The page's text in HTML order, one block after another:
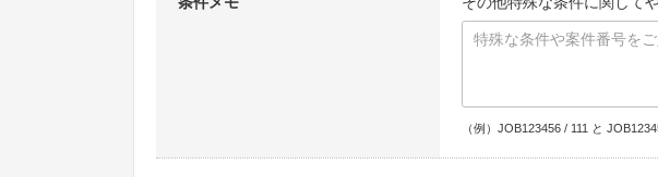
（例）JOB123456 / 111 と